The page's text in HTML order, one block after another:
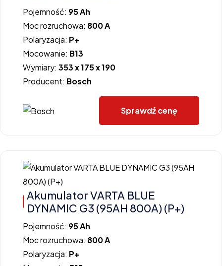
Pojemność: 95 Ah
Moc rozruchowa: 800 A
Polaryzacja: P+
Mocowanie: B13
Wymiary: 353 x 175 x 190
Producent: Bosch
Sprawdź cenę
Akumulator VARTA BLUE
DYNAMIC G3 (95AH 800A) (P+)
Pojemność: 95 Ah
Moc rozruchowa: 800 A
Polaryzacja: P+